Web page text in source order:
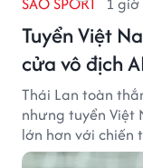
Tuyển Việt
cửa vô địch
Thái Lan toàn
nhưng tuyển Việt
lớn hơn với chiến